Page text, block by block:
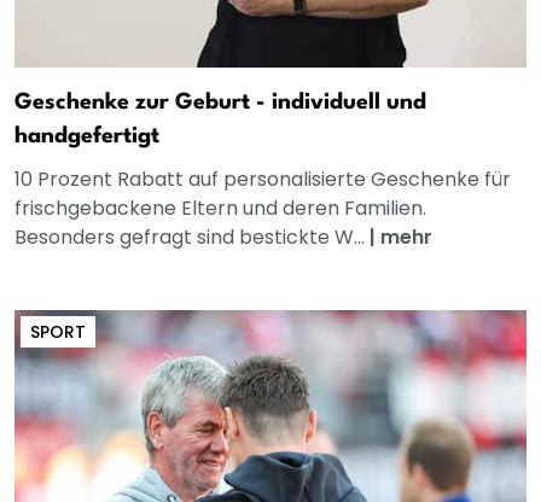
Geschenke zur Geburt - individuell und
handgefertigt
10 Prozent Rabatt auf personalisierte Geschenke für
frischgebackene Eltern und deren Familien.
Besonders gefragt sind bestickte W... | mehr
SPORT